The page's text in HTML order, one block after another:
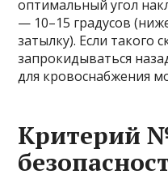
оптимальный угол
— 10–15 градусов
затылку). Если такого
запрокидываться
для кровоснабжения
Критерий